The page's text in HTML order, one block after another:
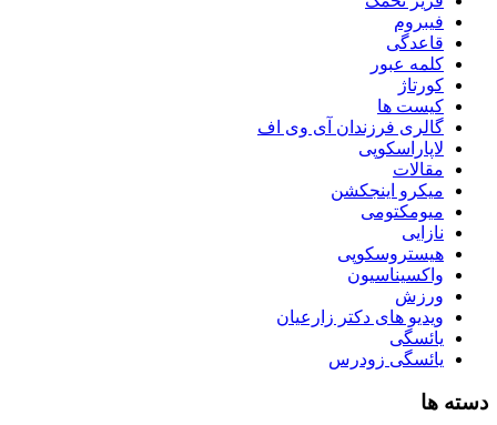
فیبروم
قاعدگی
کلمه عبور
کورتاژ
کیست ها
گالری فرزندان آی وی اف
لاپاراسکوپی
مقالات
میکرو اینجکشن
میومکتومی
نازایی
هیستروسکوپی
واکسیناسیون
ورزش
ویدیو های دکتر زارعیان
یائسگی
یائسگی زودرس
دسته ها